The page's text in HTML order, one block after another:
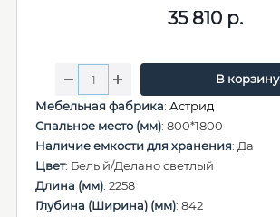
35 810р.
В корзину
Мебельная фабрика: Астрид
Спальное место (мм): 800*1800
Наличие емкости для хранения: Да
Цвет: Белый/Делано светлый
Длина (мм): 2258
Глубина (Ширина) (мм): 842